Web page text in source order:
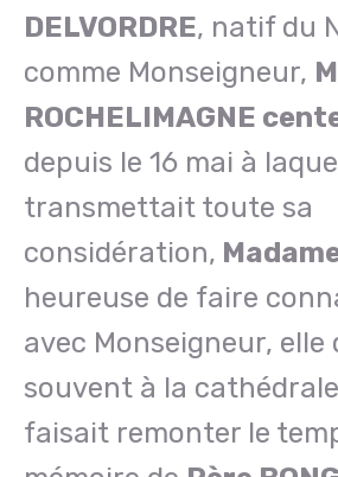
DELVORDRE, natif du
comme Monseigneur,
ROCHELIMAGNE
depuis le 16 mai à
transmettait toute sa
considération,
heureuse de faire
avec Monseigneur,
souvent à la
faisait remonter le